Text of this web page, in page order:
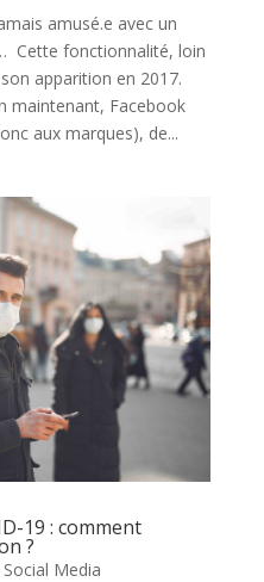
amusé.e avec un
Cette fonctionnalité, loin
apparition en 2017.
maintenant, Facebook
aux marques), de...
19 : comment
?
Social Media